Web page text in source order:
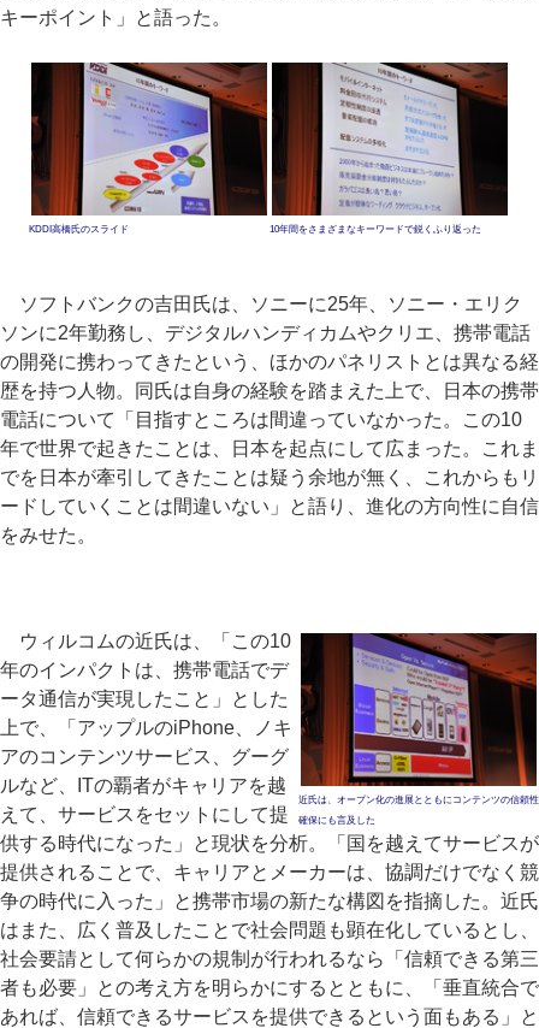
キーポイント」と語った。
KDDI高橋氏のスライド 10年間をさまざまなキーワードで鋭くふり返った
ソフトバンクの吉田氏は、ソニーに25年、ソニー・エリク
ソンに2年勤務し、デジタルハンディカムやクリエ、携帯電話
の開発に携わってきたという、ほかのパネリストとは異なる経
歴を持つ人物。同氏は自身の経験を踏まえた上で、日本の携帯
電話について「目指すところは間違っていなかった。この10
年で世界で起きたことは、日本を起点にして広まった。これま
でを日本が牽引してきたことは疑う余地が無く、これからもリ
ードしていくことは間違いない」と語り、進化の方向性に自信
をみせた。
近氏は、オープン化の進展とともにコンテンツの信頼性
確保にも言及した
ウィルコムの近氏は、「この10
年のインパクトは、携帯電話でデ
ータ通信が実現したこと」とした
上で、「アップルのiPhone、ノキ
アのコンテンツサービス、グーグ
ルなど、ITの覇者がキャリアを越
えて、サービスをセットにして提
供する時代になった」と現状を分析。「国を越えてサービスが
提供されることで、キャリアとメーカーは、協調だけでなく競
争の時代に入った」と携帯市場の新たな構図を指摘した。近氏
はまた、広く普及したことで社会問題も顕在化しているとし、
社会要請として何らかの規制が行われるなら「信頼できる第三
者も必要」との考え方を明らかにするとともに、「垂直統合で
あれば、信頼できるサービスを提供できるという面もある」と